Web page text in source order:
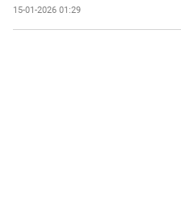
15-01-2026 01:29